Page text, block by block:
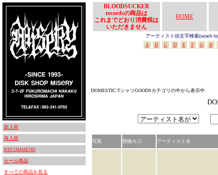
新入荷
再入荷
RECOMMEND
セール商品
すべての商品を見る
BLOODSUCKER
recordsの商品は
これまでどおり消費税は
いただきません
HOME
アーティスト頭文字検索(serach
A
B C D E F G H
DOMESTIC:TシャツGOODSカテゴリの中から表示中
写真 買物カゴ アーティスト名